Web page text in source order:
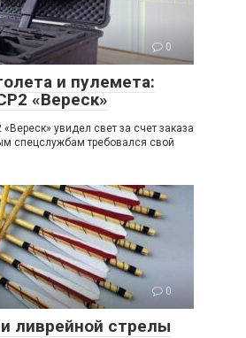
0
и пулемета:
«Вереск»
увидел свет за счет заказа
спецслужбам требовался свой
0
ливрейной стрелы